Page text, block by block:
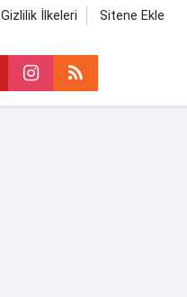
Gizlilik İlkeleri Sitene Ekle